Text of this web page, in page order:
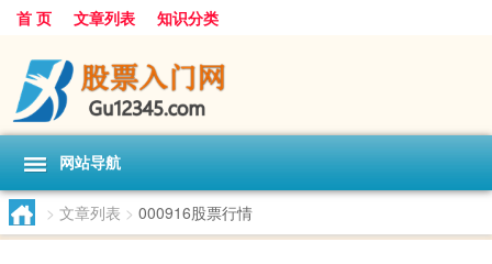
首 页 文章列表 知识分类
网站导航
> 文章列表 > 000916股票行情